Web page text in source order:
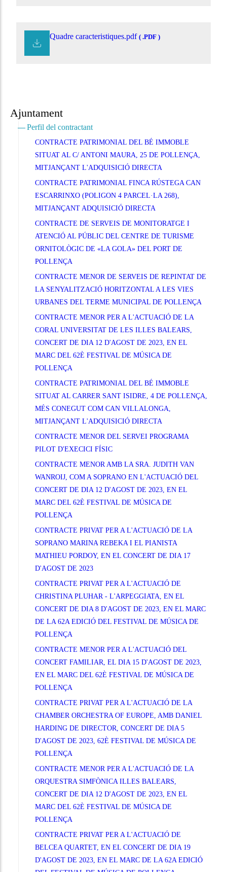
Ajuntament
Perfil del contractant
CONTRACTE PATRIMONIAL DEL BÉ IMMOBLE
SITUAT AL C/ ANTONI MAURA, 25 DE POLLENÇA,
MITJANÇANT L'ADQUISICIÓ DIRECTA
CONTRACTE PATRIMONIAL FINCA RÚSTEGA CAN
ESCARRINXO (POLIGON 4 PARCEL·LA 268),
MITJANÇANT ADQUISICIÓ DIRECTA
CONTRACTE DE SERVEIS DE MONITORATGE I
ATENCIÓ AL PÚBLIC DEL CENTRE DE TURISME
ORNITOLÒGIC DE «LA GOLA» DEL PORT DE
POLLENÇA
CONTRACTE MENOR DE SERVEIS DE REPINTAT DE
LA SENYALITZACIÓ HORITZONTAL A LES VIES
URBANES DEL TERME MUNICIPAL DE POLLENÇA
CONTRACTE MENOR PER A L'ACTUACIÓ DE LA
CORAL UNIVERSITAT DE LES ILLES BALEARS,
CONCERT DE DIA 12 D'AGOST DE 2023, EN EL
MARC DEL 62È FESTIVAL DE MÚSICA DE
POLLENÇA
CONTRACTE PATRIMONIAL DEL BÉ IMMOBLE
SITUAT AL CARRER SANT ISIDRE, 4 DE POLLENÇA,
MÉS CONEGUT COM CAN VILLALONGA,
MITJANÇANT L'ADQUISICIÓ DIRECTA
CONTRACTE MENOR DEL SERVEI PROGRAMA
PILOT D'EXECICI FÍSIC
CONTRACTE MENOR AMB LA SRA. JUDITH VAN
WANROIJ, COM A SOPRANO EN L'ACTUACIÓ DEL
CONCERT DE DIA 12 D'AGOST DE 2023, EN EL
MARC DEL 62È FESTIVAL DE MÚSICA DE
POLLENÇA
CONTRACTE PRIVAT PER A L'ACTUACIÓ DE LA
SOPRANO MARINA REBEKA I EL PIANISTA
MATHIEU PORDOY, EN EL CONCERT DE DIA 17
D'AGOST DE 2023
CONTRACTE PRIVAT PER A L'ACTUACIÓ DE
CHRISTINA PLUHAR - L'ARPEGGIATA, EN EL
CONCERT DE DIA 8 D'AGOST DE 2023, EN EL MARC
DE LA 62A EDICIÓ DEL FESTIVAL DE MÚSICA DE
POLLENÇA
CONTRACTE MENOR PER A L'ACTUACIÓ DEL
CONCERT FAMILIAR, EL DIA 15 D'AGOST DE 2023,
EN EL MARC DEL 62È FESTIVAL DE MÚSICA DE
POLLENÇA
CONTRACTE PRIVAT PER A L'ACTUACIÓ DE LA
CHAMBER ORCHESTRA OF EUROPE, AMB DANIEL
HARDING DE DIRECTOR, CONCERT DE DIA 5
D'AGOST DE 2023, 62È FESTIVAL DE MÚSICA DE
POLLENÇA
CONTRACTE MENOR PER A L'ACTUACIÓ DE LA
ORQUESTRA SIMFÒNICA ILLES BALEARS,
CONCERT DE DIA 12 D'AGOST DE 2023, EN EL
MARC DEL 62È FESTIVAL DE MÚSICA DE
POLLENÇA
CONTRACTE PRIVAT PER A L'ACTUACIÓ DE
BELCEA QUARTET, EN EL CONCERT DE DIA 19
D'AGOST DE 2023, EN EL MARC DE LA 62A EDICIÓ
Quadre caracteristiques.pdf ( .PDF )